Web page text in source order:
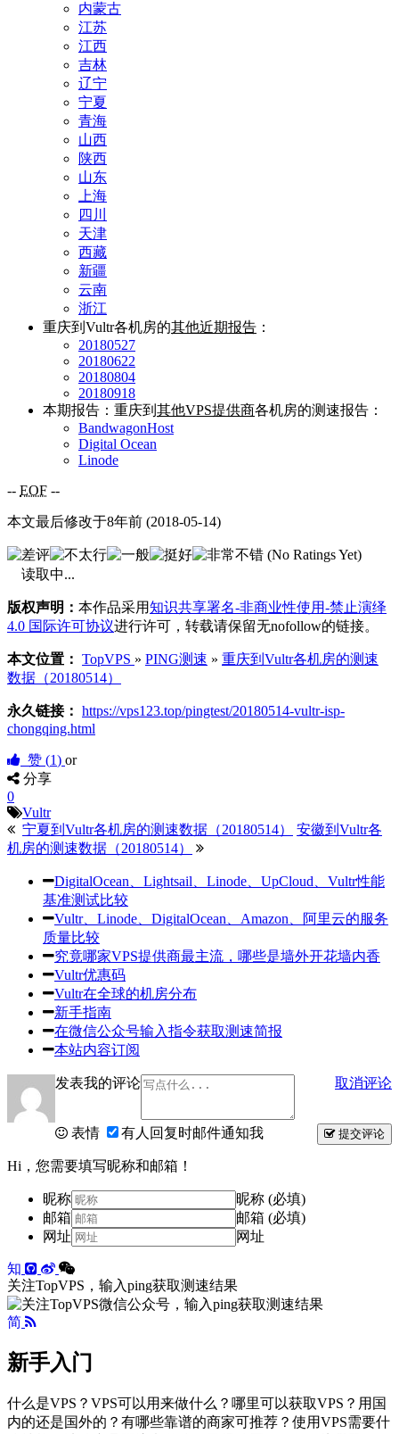
内蒙古
江苏
江西
吉林
辽宁
宁夏
青海
山西
陕西
山东
上海
四川
天津
西藏
新疆
云南
浙江
重庆到Vultr各机房的其他近期报告 ：
20180527
20180622
20180804
20180918
本期报告：重庆到 其他VPS提供商各机房的测速报告：
BandwagonHost
Digital Ocean
Linode
-- EOF --
本文最后修改于8年前 (2018-05-14)
(No Ratings Yet)
读取中...
版权声明： 本作品采用知识共享署名-非商业性使用-禁止演绎
4.0 国际许可协议进行许可，转载请保留无nofollow的链接。
本文位置： TopVPS » PING测速 » 重庆到Vultr各机房的测速
数据（20180514）
永久链接： https://vps123.top/pingtest/20180514-vultr-isp-
chongqing.html
赞 (1) or
分享
0
Vultr
宁夏到Vultr各机房的测速数据（20180514）
安徽到Vultr各
机房的测速数据（20180514）
DigitalOcean、Lightsail、Linode、UpCloud、Vultr性能
基准测试比较
Vultr、Linode、DigitalOcean、Amazon、阿里云的服务
质量比较
究竟哪家VPS提供商最主流，哪些是墙外开花墙内香
Vultr优惠码
Vultr在全球的机房分布
新手指南
在微信公众号输入指令获取测速简报
本站内容订阅
发表我的评论 取消评论
提交评论
表情 有人回复时邮件通知我
Hi，您需要填写昵称和邮箱！
昵称
昵称 (必填)
邮箱
邮箱 (必填)
网址
网址
知
关注TopVPS，输入ping获取测速结果
简
新手入门
什么是VPS？VPS可以用来做什么？哪里可以获取VPS？用国
内的还是国外的？有哪些靠谱的商家可推荐？使用VPS需要什